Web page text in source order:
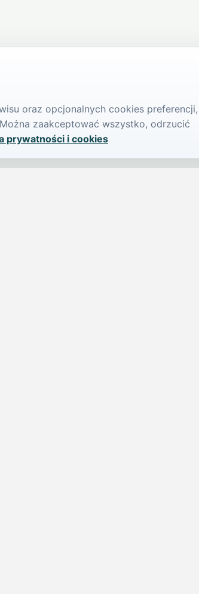
oraz opcjonalnych cookies preferencji,
zaakceptować wszystko, odrzucić
prywatności i cookies